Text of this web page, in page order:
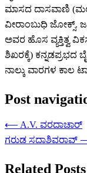
ಮಾಸದ ದಾಸವಾಣಿ
ವೀರಾಂಬುಧಿ ಜೋಕ್ಸ್.
ಅವರ ಹೊಸ ವ್ಯಕ್ತಿತ್ವ
ಶಿಖರಕ್ಕೆ) ಕನ್ನಡಪ್ರಭದ
ನಾಲ್ಕು ವಾರಗಳ ಕಾಲ
Post
⟵ A.V. ವರದಾಚಾರ್
ಗರುಡ ಸದಾಶಿವರಾವ್
Related Posts